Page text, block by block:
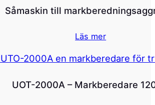
Såmaskin till
Läs mer
UOT-2000A – Markberedare